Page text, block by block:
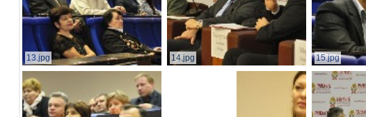
13.jpg 14.jpg 15.jpg